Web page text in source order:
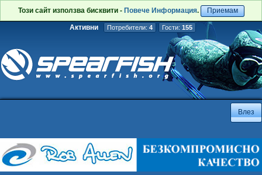
Този сайт използва бисквити - Повече Информация. Приемам
Активни Потребители: 4 Гости: 155